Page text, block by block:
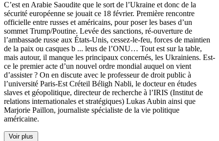
C’est en Arabie Saoudite que le sort de l’Ukraine et donc de la
sécurité européenne se jouait ce 18 février. Première rencontre
officielle entre russes et américains, pour poser les bases d’un
sommet Trump/Poutine. Levée des sanctions, ré-ouverture de
l’ambassade russe aux États-Unis, cessez-le-feu, forces de maintien
de la paix ou casques b ... leus de l’ONU… Tout est sur la table,
mais autour, il manque les principaux concernés, les Ukrainiens. Est-
ce le premier acte d’un nouvel ordre mondial auquel on vient
d’assister ? On en discute avec le professeur de droit public à
l’université Paris-Est Créteil Béligh Nabli, le docteur en études
slaves et géopolitique, directeur de recherche à l’IRIS (Institut de
relations internationales et stratégiques) Lukas Aubin ainsi que
Marjorie Paillon, journaliste spécialiste de la vie politique
américaine.
Voir plus